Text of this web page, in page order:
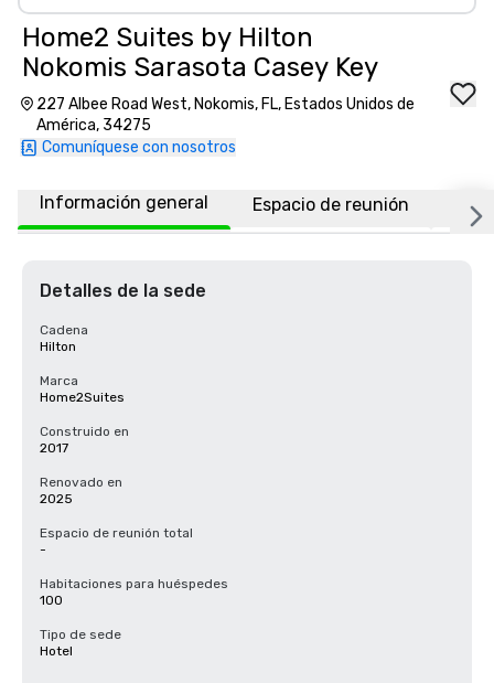
Home2 Suites by Hilton
Nokomis Sarasota Casey Key
227 Albee Road West, Nokomis, FL, Estados Unidos de
América, 34275
Comuníquese con nosotros
Información general Espacio de reunión
Detalles de la sede
Cadena
Hilton
Marca
Home2Suites
Construido en
2017
Renovado en
2025
Espacio de reunión total
-
Habitaciones para huéspedes
100
Tipo de sede
Hotel